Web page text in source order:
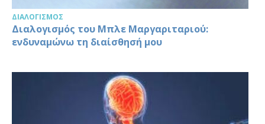
ΔΙΑΛΟΓΙΣΜΌΣ
Διαλογισμός του Μπλε Μαργαριταριού:
ενδυναμώνω τη διαίσθησή μου